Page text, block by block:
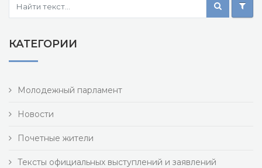
КАТЕГОРИИ
Молодежный парламент
Новости
Почетные жители
Тексты официальных выступлений и заявлений